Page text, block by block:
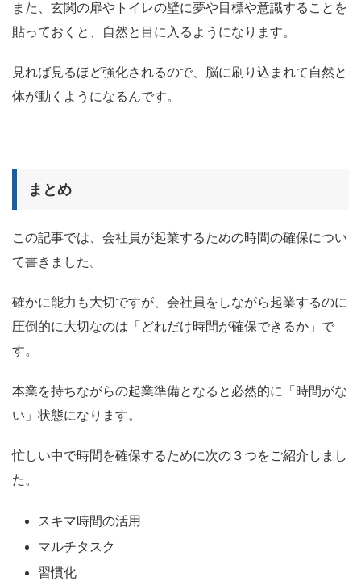
また、玄関の扉やトイレの壁に夢や目標や意識することを
貼っておくと、自然と目に入るようになります。
見れば見るほど強化されるので、脳に刷り込まれて自然と
体が動くようになるんです。
まとめ
この記事では、会社員が起業するための時間の確保につい
て書きました。
確かに能力も大切ですが、会社員をしながら起業するのに
圧倒的に大切なのは「どれだけ時間が確保できるか」で
す。
本業を持ちながらの起業準備となると必然的に「時間がな
い」状態になります。
忙しい中で時間を確保するために次の３つをご紹介しまし
た。
スキマ時間の活用
マルチタスク
習慣化